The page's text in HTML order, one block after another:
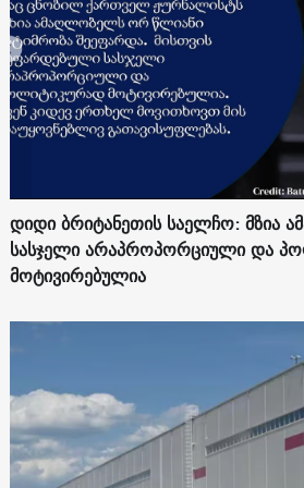
დიდი ბრიტანეთის საელჩო: მზია
სასჯელი არაპროპორციული და
მოტივირებულია